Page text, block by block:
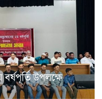
বর্ষপূর্তি উপলক্ষে